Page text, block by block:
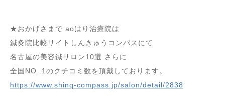
★おかげさまで aoはり治療院は
鍼灸院比較サイトしんきゅうコンパスにて
名古屋の美容鍼サロン10選 さらに
全国NO .1のクチコミ数を頂戴しております。
https://www.shinq-compass.jp/salon/detail/2838